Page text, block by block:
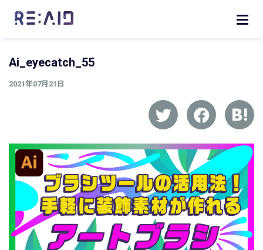
Ai_eyecatch_55
2021年07月21日